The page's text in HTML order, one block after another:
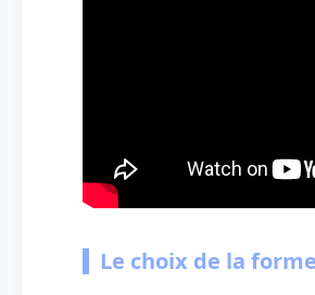
Le choix de la